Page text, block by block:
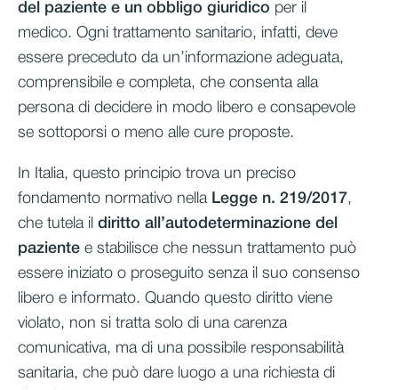
del paziente e un obbligo giuridico per il
medico. Ogni trattamento sanitario, infatti, deve
essere preceduto da un’informazione adeguata,
comprensibile e completa, che consenta alla
persona di decidere in modo libero e consapevole
se sottoporsi o meno alle cure proposte.
In Italia, questo principio trova un preciso
fondamento normativo nella Legge n. 219/2017,
che tutela il diritto all’autodeterminazione del
paziente e stabilisce che nessun trattamento può
essere iniziato o proseguito senza il suo consenso
libero e informato. Quando questo diritto viene
violato, non si tratta solo di una carenza
comunicativa, ma di una possibile responsabilità
sanitaria, che può dare luogo a una richiesta di